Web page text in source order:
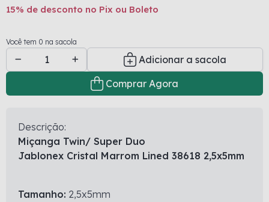
15% de desconto no Pix ou Boleto
Você tem 0 na sacola
Adicionar a sacola
Comprar Agora
Descrição:
Miçanga Twin/ Super Duo
Jablonex Cristal Marrom Lined 38618 2,5x5mm
Tamanho: 2,5x5mm